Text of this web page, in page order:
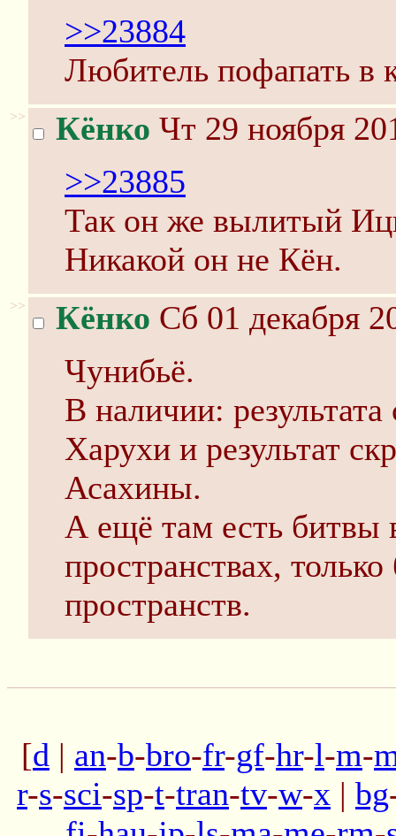
>>23884
Любитель пофапать в
>> Кёнко Чт 29 ноября
>>23885
Так он же вылитый
Никакой он не Кён.
>> Кёнко Сб 01 декабря
Чунибьё.
В наличии:
Харухи и результат
Асахины.
А ещё там есть битвы
пространствах,
пространств.
[d | an-b-bro-fr-gf-hr-l-m-
r-s-sci-sp-t-tran-tv-w-x | bg